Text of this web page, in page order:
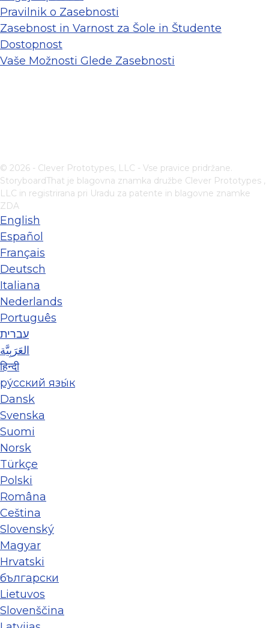
Pravilnik o Zasebnosti
Zasebnost in Varnost za Šole in Študente
Dostopnost
Vaše Možnosti Glede Zasebnosti
© 2026 - Clever Prototypes, LLC - Vse pravice pridržane.
StoryboardThat je blagovna znamka družbe Clever Prototypes ,
LLC in registrirana pri Uradu za patente in blagovne znamke
ZDA
English
Español
Français
Deutsch
Italiana
Nederlands
Português
עברית
العَرَبِيَّة
हिन्दी
ру́сский язы́к
Dansk
Svenska
Suomi
Norsk
Türkçe
Polski
Româna
Ceština
Slovenský
Magyar
Hrvatski
български
Lietuvos
Slovenščina